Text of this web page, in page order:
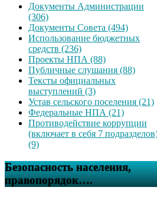
Документы Администрации
(306)
Документы Совета (494)
Использование бюджетных
средств (236)
Проекты НПА (88)
Публичные слушания (88)
Тексты официальных
выступлений (3)
Устав сельского поселения (21)
Федеральные НПА (21)
Противодействие коррупции
(включает в себя 7
(9)
Безопасность населения,
правопорядок….